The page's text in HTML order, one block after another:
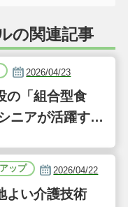
の関連記事
2026/04/23
の「組合型食
ニアが活躍する
になるあの介
ップ 2026/04/22
よい介護技術